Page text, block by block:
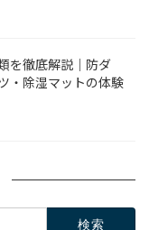
を徹底解説｜防ダ
・除湿マットの体験